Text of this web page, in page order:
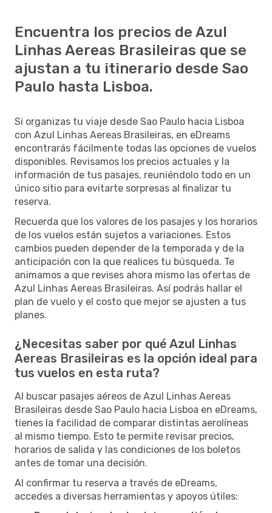
Encuentra los precios de Azul
Linhas Aereas Brasileiras que se
ajustan a tu itinerario desde Sao
Paulo hasta Lisboa.
Si organizas tu viaje desde Sao Paulo hacia Lisboa
con Azul Linhas Aereas Brasileiras, en eDreams
encontrarás fácilmente todas las opciones de vuelos
disponibles. Revisamos los precios actuales y la
información de tus pasajes, reuniéndolo todo en un
único sitio para evitarte sorpresas al finalizar tu
reserva.
Recuerda que los valores de los pasajes y los horarios
de los vuelos están sujetos a variaciones. Estos
cambios pueden depender de la temporada y de la
anticipación con la que realices tu búsqueda. Te
animamos a que revises ahora mismo las ofertas de
Azul Linhas Aereas Brasileiras. Así podrás hallar el
plan de vuelo y el costo que mejor se ajusten a tus
planes.
¿Necesitas saber por qué Azul Linhas
Aereas Brasileiras es la opción ideal para
tus vuelos en esta ruta?
Al buscar pasajes aéreos de Azul Linhas Aereas
Brasileiras desde Sao Paulo hacia Lisboa en eDreams,
tienes la facilidad de comparar distintas aerolíneas
al mismo tiempo. Esto te permite revisar precios,
horarios de salida y las condiciones de los boletos
antes de tomar una decisión.
Al confirmar tu reserva a través de eDreams,
accedes a diversas herramientas y apoyos útiles: